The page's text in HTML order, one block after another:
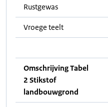
Rustgewas
Vroege teelt
Omschrijving Tabel
2 Stikstof
landbouwgrond